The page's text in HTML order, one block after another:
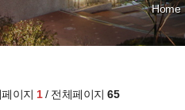
Home
이지 1/ 전체페이지 65